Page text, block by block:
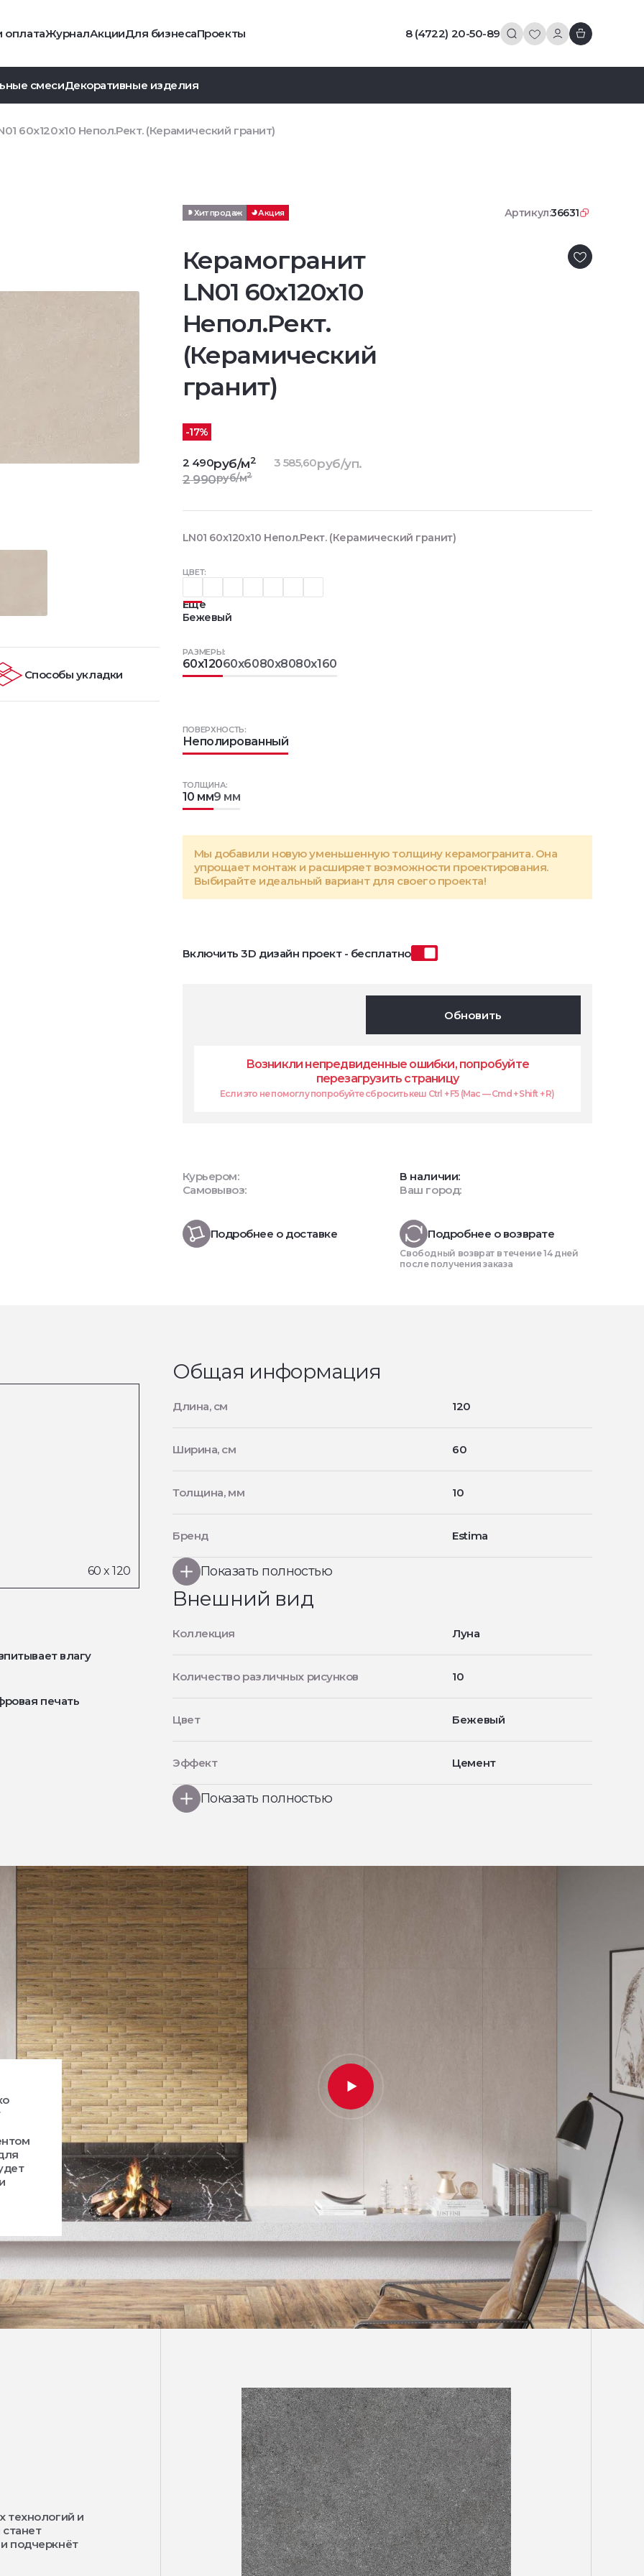
оплатаЖурналАкцииДля бизнесаПроекты 8 (4722) 20-50-89
смесиДекоративные изделия
60x120x10 Непол.Рект. (Керамический гранит)
Хит продаж Акция Артикул:36631
Керамогранит
LN01 60x120x10
Непол.Рект.
(Керамический
гранит)
ЦВЕТ:
Еще
Бежевый
РАЗМЕРЫ:
60x12060x6080x8080x160
ТОЛЩИНА:
10 мм9 мм
ПОВЕРХНОСТЬ:
Неполированный
Мы добавили новую уменьшенную толщину керамогранита. Она
упрощает монтаж и расширяет возможности проектирования.
Выбирайте идеальный вариант для своего проекта!
Включить 3D дизайн проект - бесплатно
-17%
2 490руб/м2
2 990руб/м2
3 585,60руб/уп.
Обновить
Возникли непредвиденные ошибки, попробуйте
перезагрузить страницу
Если это не помоглу попробуйте сбросить кеш Ctrl + F5 (Mac — Cmd + Shift + R)
Курьером:
Самовывоз:
В наличии:
Ваш город:
Подробнее о доставке Подробнее о возврате
Свободный возврат в течение 14 дней
после получения заказа
LN01 60x120x10 Непол.Рект. (Керамический гранит)
Способы укладки
влагу
печать
Общая информация
Длина, см 120
Ширина, см 60
Толщина, мм 10
Бренд Estima
Показать полностью
Внешний вид
Коллекция Луна
Количество различных рисунков 10
Цвет Бежевый
Эффект Цемент
Показать полностью
технологий и
подчеркнёт